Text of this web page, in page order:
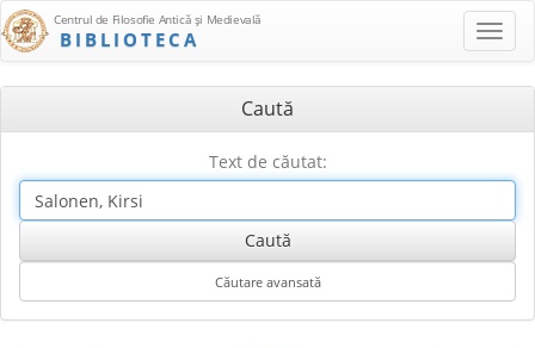
Centrul de Filosofie Antică şi Medievală
BIBLIOTECA
Caută
Text de căutat: